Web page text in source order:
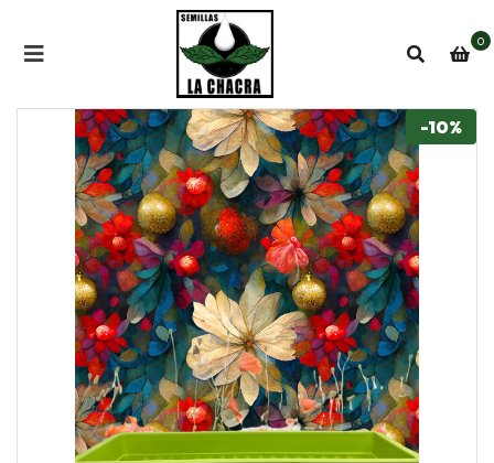
0
-10%